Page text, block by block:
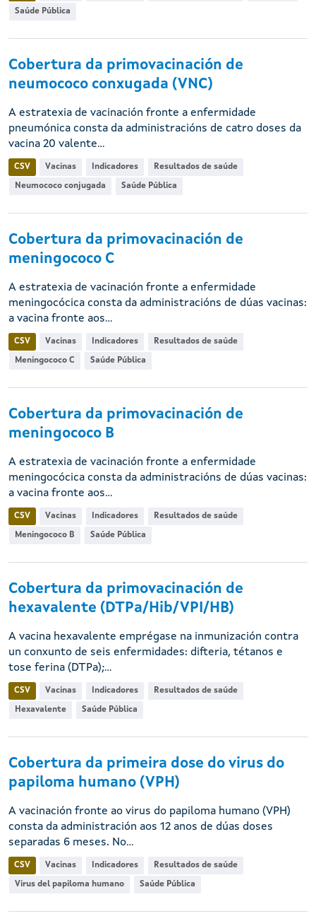
Saúde Pública
Cobertura da primovacinación de
neumococo conxugada (VNC)
A estratexia de vacinación fronte a enfermidade
pneumónica consta da administracións de catro doses da
vacina 20 valente...
CSV Vacinas Indicadores Resultados de saúde
Neumococo conjugada Saúde Pública
Cobertura da primovacinación de
meningococo C
A estratexia de vacinación fronte a enfermidade
meningocócica consta da administracións de dúas vacinas:
a vacina fronte aos...
CSV Vacinas Indicadores Resultados de saúde
Meningococo C Saúde Pública
Cobertura da primovacinación de
meningococo B
A estratexia de vacinación fronte a enfermidade
meningocócica consta da administracións de dúas vacinas:
a vacina fronte aos...
CSV Vacinas Indicadores Resultados de saúde
Meningococo B Saúde Pública
Cobertura da primovacinación de
hexavalente (DTPa/Hib/VPI/HB)
A vacina hexavalente emprégase na inmunización contra
un conxunto de seis enfermidades: difteria, tétanos e
tose ferina (DTPa);...
CSV Vacinas Indicadores Resultados de saúde
Hexavalente Saúde Pública
Cobertura da primeira dose do virus do
papiloma humano (VPH)
A vacinación fronte ao virus do papiloma humano (VPH)
consta da administración aos 12 anos de dúas doses
separadas 6 meses. No...
CSV Vacinas Indicadores Resultados de saúde
Virus del papiloma humano Saúde Pública